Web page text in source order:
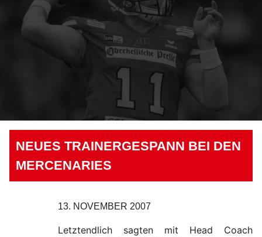
NEUES TRAINERGESPANN BEI DEN
MERCENARIES
13. NOVEMBER 2007
Letztendlich sagten mit Head Coach